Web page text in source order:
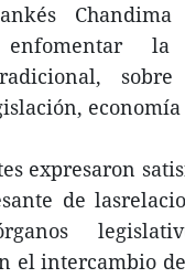
Chandima
enfomentar
expresaron
de
el intercambio